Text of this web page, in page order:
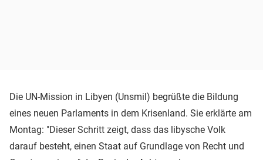
Die UN-Mission in Libyen (Unsmil) begrüßte die Bildung
eines neuen Parlaments in dem Krisenland. Sie erklärte am
Montag: "Dieser Schritt zeigt, dass das libysche Volk
darauf besteht, einen Staat auf Grundlage von Recht und